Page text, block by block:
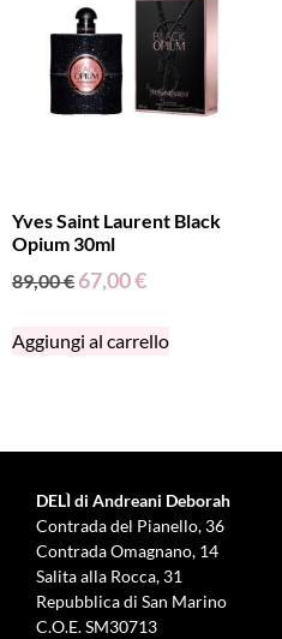
Yves Saint Laurent Black
Opium 30ml
89,00€ 67,00€
Aggiungi al carrello
DELÌ di Andreani Deborah
Contrada del Pianello, 36
Contrada Omagnano, 14
Salita alla Rocca, 31
Repubblica di San Marino
C.O.E. SM30713